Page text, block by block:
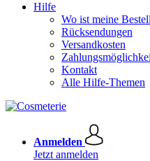
Hilfe
Wo ist meine
Rücksendungen
Versandkosten
Kontakt
Alle Hilfe-Themen
Anmelden
Jetzt anmelden